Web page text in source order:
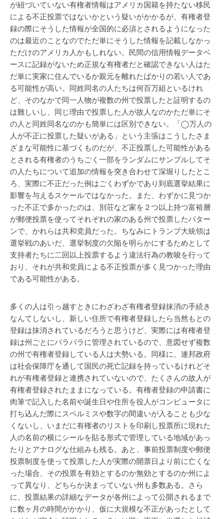
が紐づいていない有権者情報はアメリカ国籍を持たない移民
による不正投票ではないかという疑いがかかるが、有権者登
録の際にそうした情報が全国的に必須とされるようになった
のは最近のことなのでただ単にそうした情報を記載しなかっ
ただけのアメリカ人かもしれない。民間の信用情報データベ
ースに記録がないため正規な有権者だと確認できない人はた
だ単に実家に住んでいるか親元を離れたばかりの若い人であ
る可能性が高い。同姓同名の人たちは何百万組といるけれ
ど、そのなかで同一人物が複数の州で投票したと証明するの
は難しいし、同じ理由で投票した人が故人なのかただ単にそ
の人と同姓同名なのかも簡単には区別できない。「◯万人の
人が不正に投票した疑いがある」という主張はこうしたさま
ざまな可能性に基づくものだが、不正投票した可能性がある
とされる有権者のうちごく一部をランダムにサンプルしてそ
の人たちについて追加の情報を突き合わせて深堀りしたとこ
ろ、実際に不正だった例はごくわずかであり到底選挙結果に
影響を与えるスケールではなかった。また、わずかに見つか
った不正で多かったのは、別荘など家を２つ以上持つ富裕層
が郵便投票を使ってそれぞれの家のある州で投票したパター
ンで、かれらは共和党員だった。ちなみにトランプ大統領は
選挙戦のあいだ、選挙制度の欠陥を明らかにするためとして
支持者たちに二回以上投票するよう違法行為の教唆を行って
おり、それが共和党員による不正投票が多く見つかった理由
である可能性がある。
多くの人は引っ越すときにわざわざ有権者登録抹消の手続き
なんてしないし、新しい住所で有権者登録したら当然もとの
登録は抹消されているだろうと思うけど、実際には有権者登
録は州ごとにバラバラに管理されているので、意図せず複数
の州で有権者登録している人は大勢いる。同様に、連邦政府
は社会保障庁を通して国民の死亡記録を持っているけれどそ
れが有権者登録と連携されていないので、たくさんの故人が
有権者登録されたままになっている。有権者登録の申請書に
肉筆で記入した名前や誕生日や住所を役人がコンピュータに
打ち込んだ際にスペルミスや数字の間違いが入ることも少な
くないし、いまだに有権者のリストを印刷し投票所に現れた
人の名前の横にシールを貼る形式で管理している地域があっ
たりとアナログな仕組みも残る。あと、事前投票制度や郵便
投票制度を使って投票した人が実際の開票日より前に亡くな
った場合、その投票を有効とするのか無効とするのか州によ
って異なり、どちらか決まっていない州も多数ある。さら
に、投票結果の詳細なデータが各州によって公開されるまで
に数ヶ月の時間がかかり、仮に大規模な不正があったとして